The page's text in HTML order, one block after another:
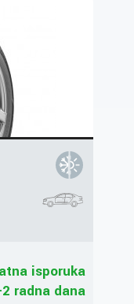
isporuka
radna dana